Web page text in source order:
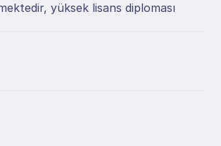
yüksek lisans diploması